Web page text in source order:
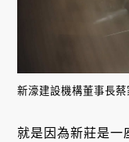
新濠建設機構董事長
就是因為新莊是一